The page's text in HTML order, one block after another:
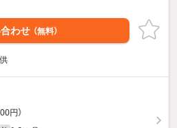
わせ （無料）
円）